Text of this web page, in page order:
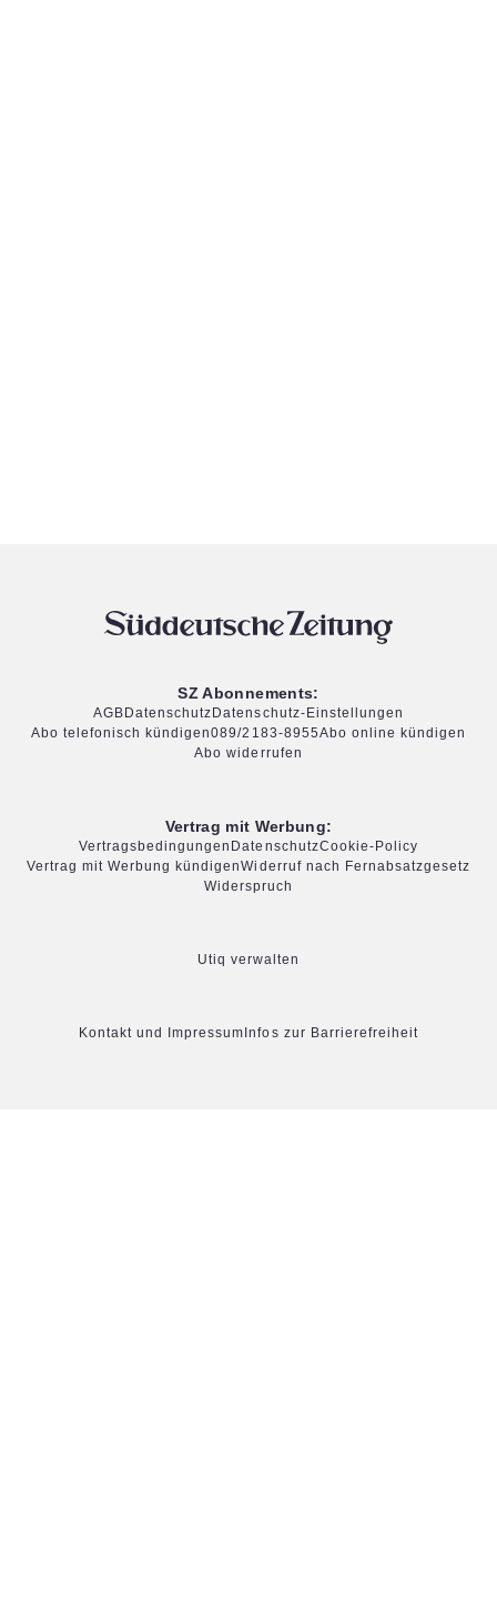
SZ Abonnements:
AGB Datenschutz Datenschutz-Einstellungen
Abo telefonisch kündigen089/2183-8955Abo online kündigen
Abo widerrufen
Vertrag mit Werbung:
Vertragsbedingungen DatenschutzCookie-Policy
Vertrag mit Werbung kündigenWiderruf nach Fernabsatzgesetz
Widerspruch
Utiq verwalten
Kontakt und Impressum Infos zur Barrierefreiheit